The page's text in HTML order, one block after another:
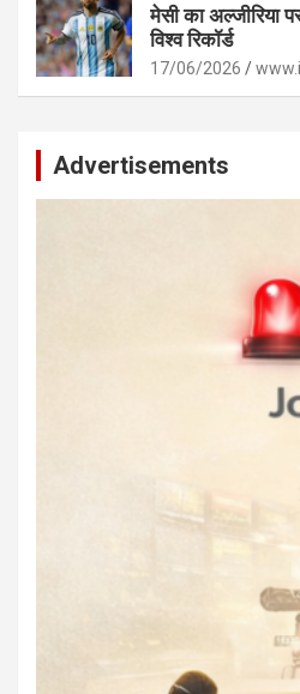
मेसी का अल्जीरिया
विश्व रिकॉर्ड
17/06/2026
Advertisements